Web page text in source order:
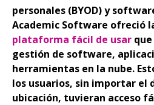
personales (BYOD) y
Academic Software ofreció
plataforma fácil de usar
gestión de software,
herramientas en la nube.
los usuarios, sin importar el
ubicación, tuvieran acceso